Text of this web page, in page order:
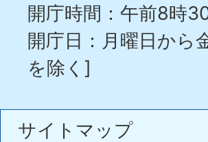
開庁時間：午前8時
開庁日：月曜日から
を除く]
サイトマップ